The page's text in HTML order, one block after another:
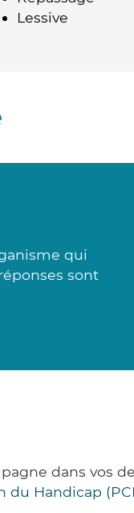
Lessive
qui
sont
dans vos
du Handicap